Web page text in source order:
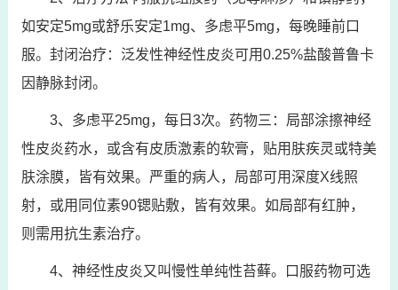
如安定5mg或舒乐安定1mg、多虑平5mg，每晚睡前口
服。封闭治疗：泛发性神经性皮炎可用0.25%盐酸普鲁卡
因静脉封闭。
3、多虑平25mg，每日3次。药物三：局部涂擦神经
性皮炎药水，或含有皮质激素的软膏，贴用肤疾灵或特美
肤涂膜，皆有效果。严重的病人，局部可用深度X线照
射，或用同位素90锶贴敷，皆有效果。如局部有红肿，
则需用抗生素治疗。
4、神经性皮炎又叫慢性单纯性苔藓。口服药物可选